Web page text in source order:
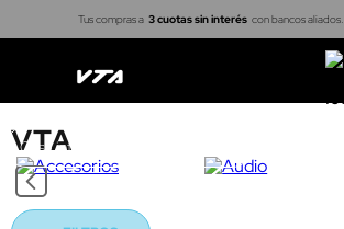
Tus compras a 3 cuotas sin interés con bancos aliados.
Casa inteligente
VTA